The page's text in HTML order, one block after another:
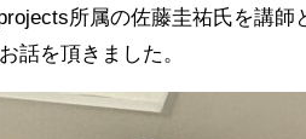
所属の佐藤圭祐氏を講
話を頂きました。